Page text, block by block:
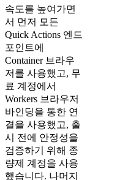
속도를 높여가면
서 먼저 모든
Quick Actions 엔드
포인트에
Container 브라우
저를 사용했고, 무
료 계정에서
Workers 브라우저
바인딩을 통한 연
결을 사용했고, 출
시 전에 안정성을
검증하기 위해 종
량제 계정을 사용
했습니다. 나머지